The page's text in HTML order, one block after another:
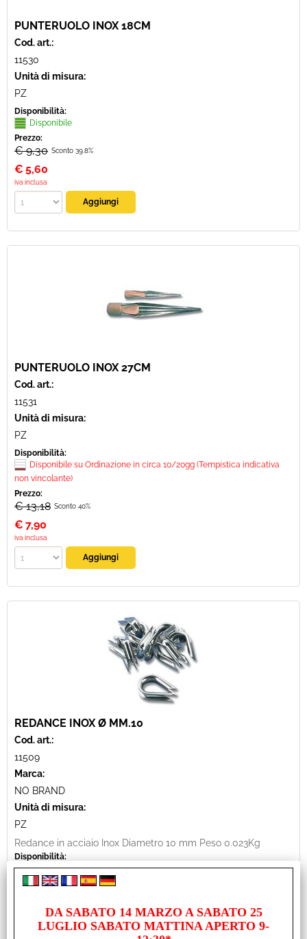
PUNTERUOLO INOX 18CM
Cod. art.:
11530
Unità di misura:
PZ
Disponibilità:
Disponibile
Prezzo:
€ 9,30 Sconto 39.8%
€ 5,60
iva inclusa
PUNTERUOLO INOX 27CM
Cod. art.:
11531
Unità di misura:
PZ
Disponibilità:
Disponibile su Ordinazione in circa 10/20gg (Tempistica indicativa
non vincolante)
Prezzo:
€ 13,18 Sconto 40%
€ 7,90
iva inclusa
REDANCE INOX Ø MM.10
Cod. art.:
11509
Marca:
NO BRAND
Unità di misura:
PZ
Redance in acciaio Inox Diametro 10 mm Peso 0.023Kg
Disponibilità:
Disponibile su Ordinazione in circa 10/20gg (Tempistica indicativa
non vincolante)
€ 1,68 Sconto 40.6%
1,00
DA SABATO 14 MARZO A SABATO 25
LUGLIO SABATO MATTINA APERTO 9-